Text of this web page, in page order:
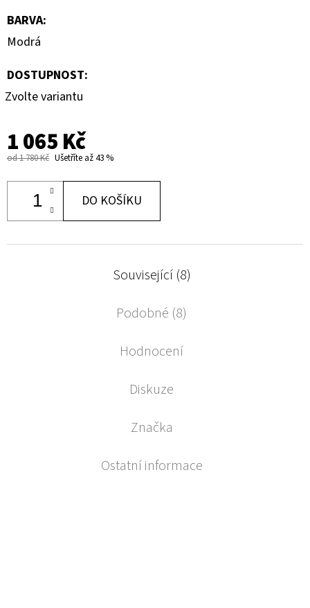
BARVA:
Modrá
DOSTUPNOST:
Zvolte variantu
1 065 Kč
od 1 780 Kč Ušetříte až 43 %
DO KOŠÍKU
Související (8)
Podobné (8)
Hodnocení
Diskuze
Značka
Ostatní informace